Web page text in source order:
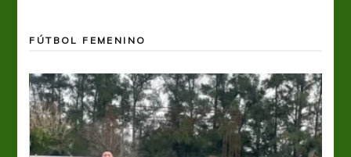
FÚTBOL FEMENINO